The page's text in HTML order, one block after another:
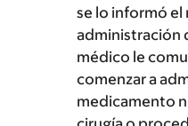
se lo informó el
administración
médico le
comenzar a
medicamento